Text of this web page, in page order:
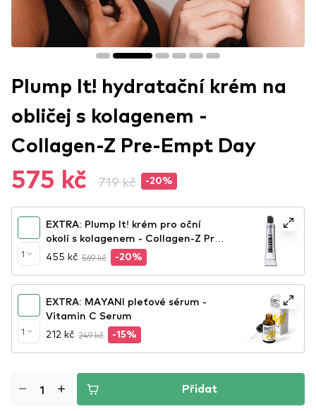
Plump It! hydratační krém na
obličej s kolagenem -
Collagen-Z Pre-Empt Day
575 kč 719 kč -20%
1
EXTRA: Plump It! krém pro oční
okolí s kolagenem - Collagen-Z Pre-
Empt Eye
455 kč 569 kč -20%
1
EXTRA: MAYANI pleťové sérum -
Vitamin C Serum
212 kč 249 kč -15%
Přidat